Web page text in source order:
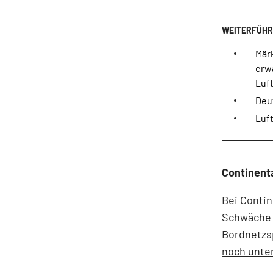
Bei
noch